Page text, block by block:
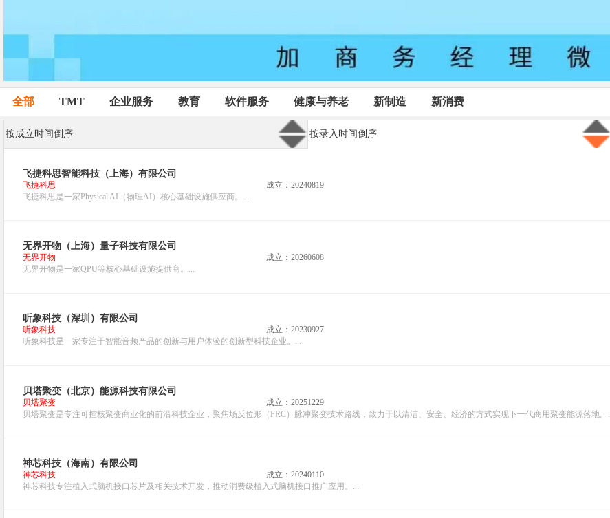
全部 TMT 企业服务 教育 软件服务 健康与养老 新制造 新消费
按成立时间倒序 按录入时间倒序
飞捷科思智能科技（上海）有限公司
飞捷科思 成立：20240819
飞捷科思是一家Physical AI（物理AI）核心基础设施供应商。...
无界开物（上海）量子科技有限公司
无界开物 成立：20260608
无界开物是一家QPU等核心基础设施提供商。...
听象科技（深圳）有限公司
听象科技 成立：20230927
听象科技是一家专注于智能音频产品的创新与用户体验的创新型科技企业。...
贝塔聚变（北京）能源科技有限公司
贝塔聚变 成立：20251229
贝塔聚变是专注可控核聚变商业化的前沿科技企业，聚焦场反位形（FRC）脉冲聚变技术路线，致力于以清洁、安全、经济的方式实现下一代商用聚变能源落地。...
神芯科技（海南）有限公司
神芯科技 成立：20240110
神芯科技专注植入式脑机接口芯片及相关技术开发，推动消费级植入式脑机接口推广应用。...